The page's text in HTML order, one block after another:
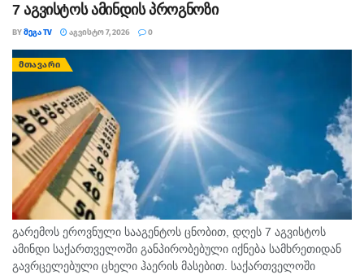
7 აგვისტოს ამინდის პროგნოზი
BYᲛᲔᲒᲐ TV ᲐᲒᲕᲘᲡᲢᲝ 7, 2026 0
ᲛᲗᲐᲕᲐᲠᲘ
გარემოს ეროვნული სააგენტოს ცნობით, დღეს 7 აგვისტოს
ამინდი საქართველოში განპირობებული იქნება სამხრეთიდან
გავრცელებული ცხელი ჰაერის მასებით. საქართველოში